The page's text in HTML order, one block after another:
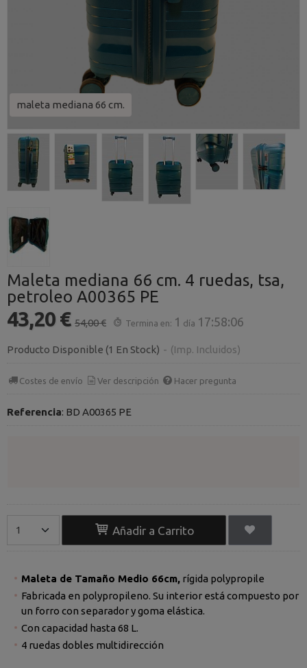
maleta mediana 66 cm.
Maleta mediana 66 cm. 4 ruedas, tsa,
petroleo A00365 PE
43,20 € 54,00 € Termina en: 1 día 17:58:06
Producto Disponible (1 En Stock) - (Imp. Incluidos)
Costes de envío Ver descripción Hacer pregunta
Referencia: BD A00365 PE
Añadir a Carrito
Maleta de Tamaño Medio 66cm, rígida polypropile
Fabricada en polypropileno. Su interior está compuesto por
un forro con separador y goma elástica.
Con capacidad hasta 68 L.
4 ruedas dobles multidirección